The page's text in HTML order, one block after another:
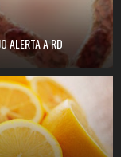
ALERTA A RD